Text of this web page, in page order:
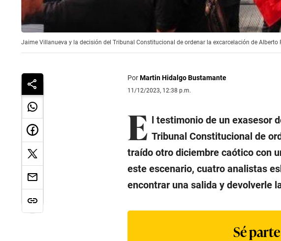
Jaime Villanueva y la decisión del Tribunal Constitucional de ordenar la excarcelación de
PorMartin Hidalgo Bustamante
11/12/2023, 12:38 p.m.
E l testimonio de un exasesor
Tribunal Constitucional de
traído otro diciembre caótico con
este escenario, cuatro analistas
encontrar una salida y devolverle